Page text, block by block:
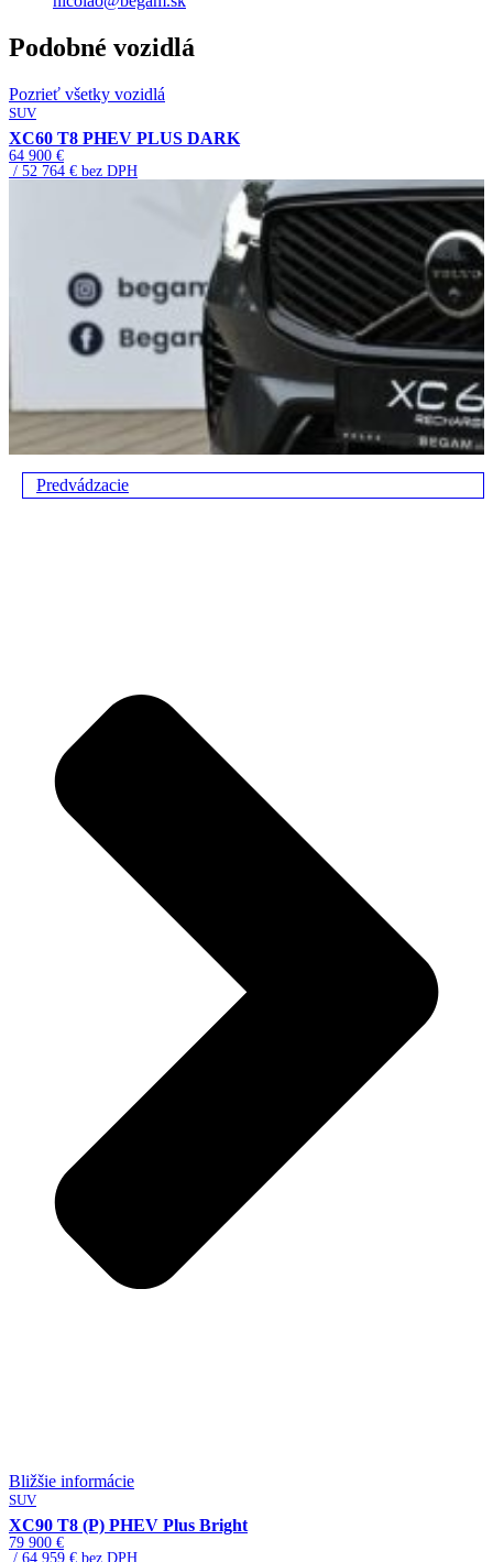
Podobné vozidlá
Pozrieť všetky vozidlá
SUV
XC60 T8 PHEV PLUS DARK
64 900 €
/ 52 764 € bez DPH
Predvádzacie
Bližšie informácie
SUV
XC90 T8 (P) PHEV Plus Bright
79 900 €
/ 64 959 € bez DPH